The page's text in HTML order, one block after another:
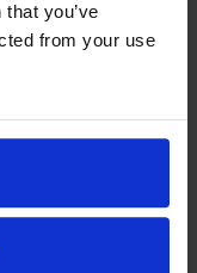
you’ve
from your use
soll.